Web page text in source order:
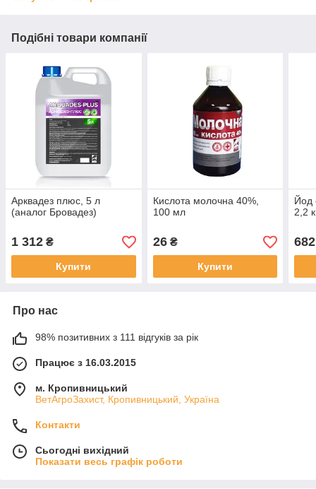
Подібні товари компанії
Арквадез плюс, 5 л
(аналог Бровадез)
1 312 ₴
Купити
Кислота молочна 40%,
100 мл
26₴
Купити
Йод
2,2
682
Про нас
98% позитивних з 111 відгуків за рік
Працює з 16.03.2015
м. Кропивницький
ВетАгроЗахист, Кропивницький, Україна
Контакти
Сьогодні вихідний
Показати весь графік роботи